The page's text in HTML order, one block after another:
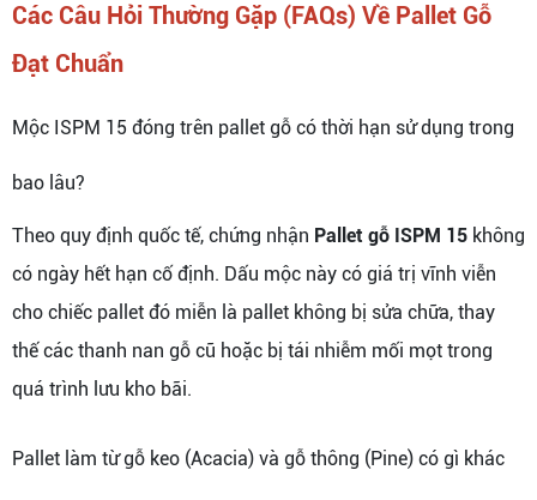
Các Câu Hỏi Thường Gặp (FAQs) Về Pallet Gỗ
Đạt Chuẩn
Mộc ISPM 15 đóng trên pallet gỗ có thời hạn sử dụng trong
bao lâu?
Theo quy định quốc tế, chứng nhận Pallet gỗ ISPM 15 không
có ngày hết hạn cố định. Dấu mộc này có giá trị vĩnh viễn
cho chiếc pallet đó miễn là pallet không bị sửa chữa, thay
thế các thanh nan gỗ cũ hoặc bị tái nhiễm mối mọt trong
quá trình lưu kho bãi.
Pallet làm từ gỗ keo (Acacia) và gỗ thông (Pine) có gì khác